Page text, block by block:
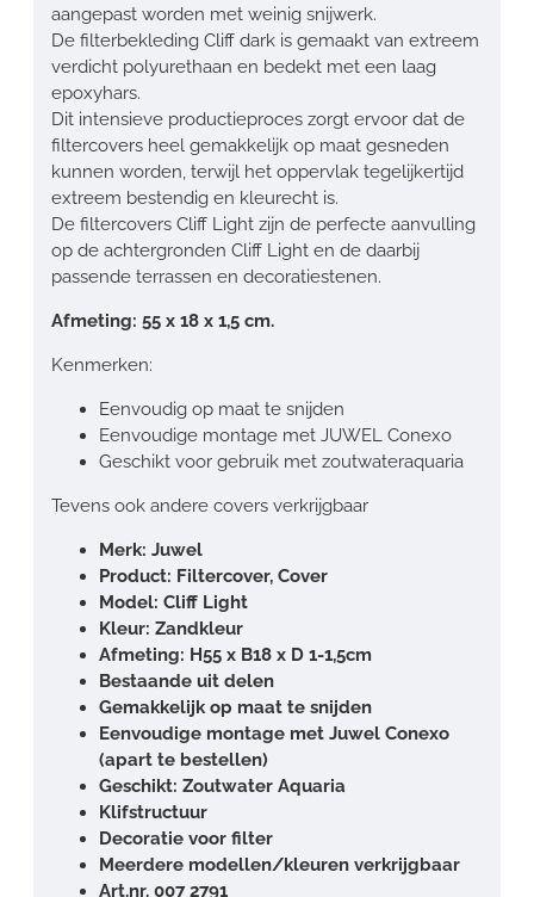
aangepast worden met weinig snijwerk.
De filterbekleding Cliff dark is gemaakt van extreem
verdicht polyurethaan en bedekt met een laag
epoxyhars.
Dit intensieve productieproces zorgt ervoor dat de
filtercovers heel gemakkelijk op maat gesneden
kunnen worden, terwijl het oppervlak tegelijkertijd
extreem bestendig en kleurecht is.
De filtercovers Cliff Light zijn de perfecte aanvulling
op de achtergronden Cliff Light en de daarbij
passende terrassen en decoratiestenen.
Afmeting: 55 x 18 x 1,5 cm.
Kenmerken:
Eenvoudig op maat te snijden
Eenvoudige montage met JUWEL Conexo
Geschikt voor gebruik met zoutwateraquaria
Tevens ook andere covers verkrijgbaar
Merk: Juwel
Product: Filtercover, Cover
Model: Cliff Light
Kleur: Zandkleur
Afmeting: H55 x B18 x D 1-1,5cm
Bestaande uit delen
Gemakkelijk op maat te snijden
Eenvoudige montage met Juwel Conexo
(apart te bestellen)
Geschikt: Zoutwater Aquaria
Klifstructuur
Decoratie voor filter
Meerdere modellen/kleuren verkrijgbaar
Art.nr. 007 2791